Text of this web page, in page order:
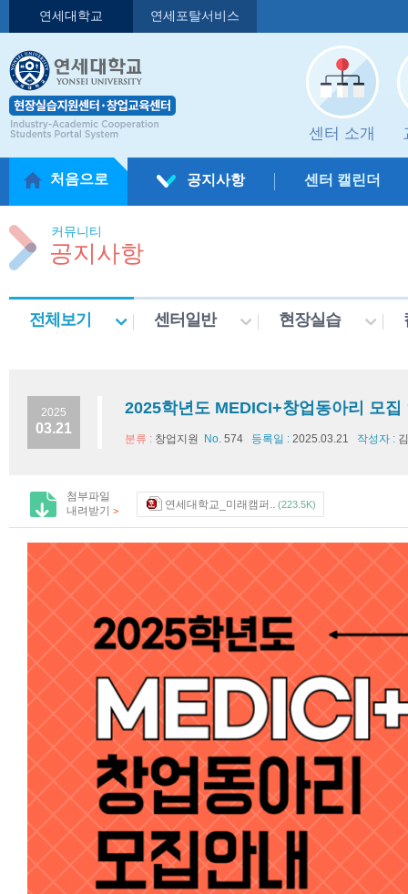
연세대학교 연세포탈서비스
센터 소개
처음으로 공지사항 센터 캘린더
커뮤니티
공지사항
전체보기 센터일반 현장실습
2025
03.21
2025학년도 MEDICI+창업동아리 모집
분류 : 창업지원 No. 574 등록일 : 2025.03.21 작성자 :
첨부파일
내려받기 > 연세대학교_미래캠퍼.. (223.5K)